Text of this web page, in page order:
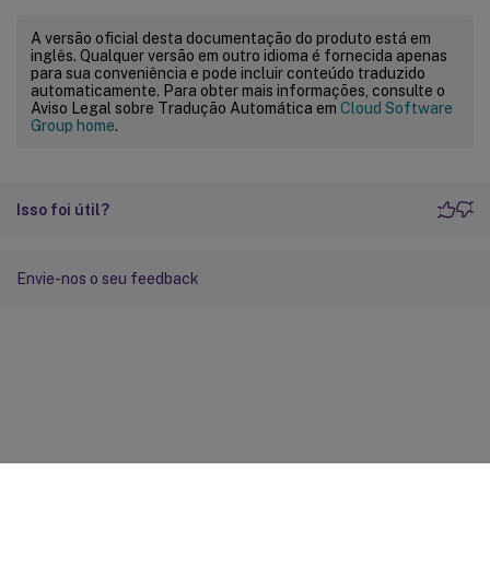
A versão oficial desta documentação do produto está em
inglês. Qualquer versão em outro idioma é fornecida apenas
para sua conveniência e pode incluir conteúdo traduzido
automaticamente. Para obter mais informações, consulte o
Aviso Legal sobre Tradução Automática em Cloud Software
Group home.
Isso foi útil?
Envie-nos o seu feedback